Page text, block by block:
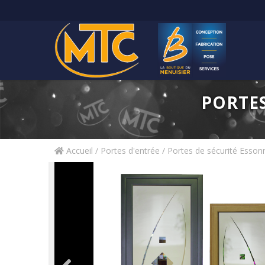
Accueil / Portes d'entrée / Portes de sécurité